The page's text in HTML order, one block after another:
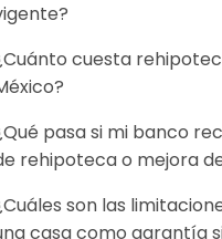
cuesta
pasa si mi banco
rehipoteca o mejora
son las
casa como garantía